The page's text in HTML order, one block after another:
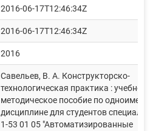
2016-06-17T12:46:34Z
2016-06-17T12:46:34Z
2016
Савельев, В. А. Конструкторско-
технологическая практика : учебно-
методическое пособие по
дисциплине для студентов
1-53 01 05 "Автоматизированные